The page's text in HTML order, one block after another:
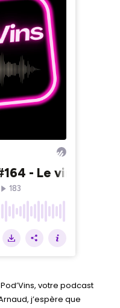
votre podcast
j’espère que